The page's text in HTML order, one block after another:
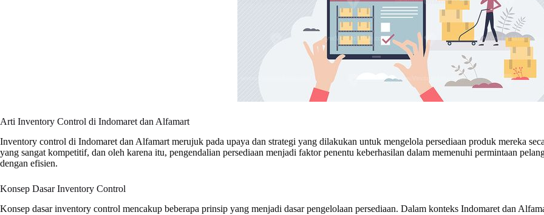
Arti Inventory Control di Indomaret dan Alfamart
Inventory control di Indomaret dan Alfamart merujuk pada upaya dan strategi yang dilakukan untuk mengelola persediaan produk mereka
yang sangat kompetitif, dan oleh karena itu, pengendalian persediaan menjadi faktor penentu keberhasilan dalam memenuhi permintaan
dengan efisien.
Konsep Dasar Inventory Control
Konsep dasar inventory control mencakup beberapa prinsip yang menjadi dasar pengelolaan persediaan. Dalam konteks Indomaret dan